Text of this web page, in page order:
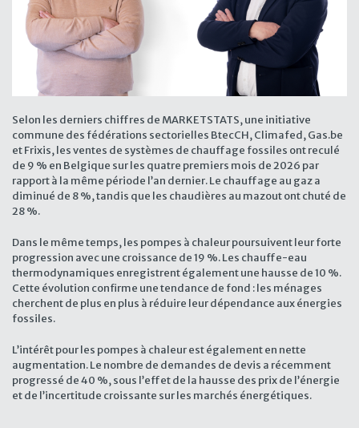
Selon les derniers chiffres de MARKETSTATS, une initiative
commune des fédérations sectorielles BtecCH, Climafed, Gas.be
et Frixis, les ventes de systèmes de chauffage fossiles ont reculé
de 9 % en Belgique sur les quatre premiers mois de 2026 par
rapport à la même période l’an dernier. Le chauffage au gaz a
diminué de 8 %, tandis que les chaudières au mazout ont chuté de
28 %.
Dans le même temps, les pompes à chaleur poursuivent leur forte
progression avec une croissance de 19 %. Les chauffe-eau
thermodynamiques enregistrent également une hausse de 10 %.
Cette évolution confirme une tendance de fond : les ménages
cherchent de plus en plus à réduire leur dépendance aux énergies
fossiles.
L’intérêt pour les pompes à chaleur est également en nette
augmentation. Le nombre de demandes de devis a récemment
progressé de 40 %, sous l’effet de la hausse des prix de l’énergie
et de l’incertitude croissante sur les marchés énergétiques.